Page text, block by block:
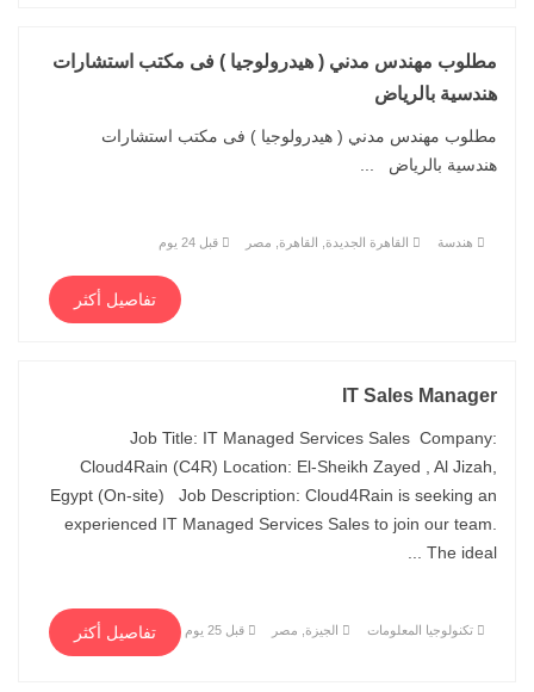
مطلوب مهندس مدني ( هيدرولوجيا ) فى مكتب استشارات
هندسية بالرياض
مطلوب مهندس مدني ( هيدرولوجيا ) فى مكتب استشارات
هندسية بالرياض ...
هندسة القاهرة الجديدة, القاهرة, مصر قبل 24 يوم
تفاصيل أكثر
IT Sales Manager
Job Title: IT Managed Services Sales Company:
Cloud4Rain (C4R) Location: El-Sheikh Zayed , Al Jizah,
Egypt (On-site) Job Description: Cloud4Rain is seeking an
experienced IT Managed Services Sales to join our team.
The ideal ...
تكنولوجيا المعلومات الجيزة, مصر قبل 25 يوم تفاصيل أكثر